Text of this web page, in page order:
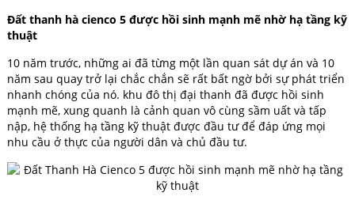
Đất thanh hà cienco 5 được hồi sinh mạnh mẽ nhờ hạ tầng kỹ
thuật
10 năm trước, những ai đã từng một lần quan sát dự án và 10
năm sau quay trở lại chắc chắn sẽ rất bất ngờ bởi sự phát triển
nhanh chóng của nó. khu đô thị đại thanh đã được hồi sinh
mạnh mẽ, xung quanh là cảnh quan vô cùng sầm uất và tấp
nập, hệ thống hạ tầng kỹ thuật được đầu tư để đáp ứng mọi
nhu cầu ở thực của người dân và chủ đầu tư.